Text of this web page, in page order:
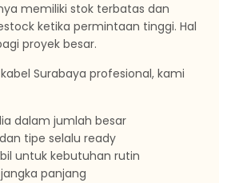
memiliki stok terbatas dan
ketika permintaan tinggi. Hal
proyek besar.
Surabaya profesional, kami
dalam jumlah besar
tipe selalu ready
untuk kebutuhan rutin
panjang